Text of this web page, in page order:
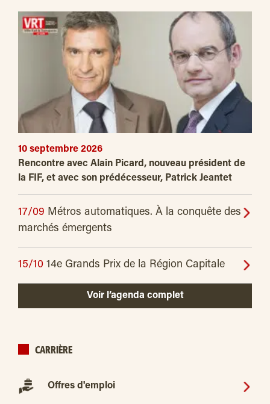
10 septembre 2026
Rencontre avec Alain Picard, nouveau président de
la FIF, et avec son prédécesseur, Patrick Jeantet
17/09 Métros automatiques. À la conquête des
marchés émergents
15/10 14e Grands Prix de la Région Capitale
Voir l’agenda complet
CARRIÈRE
Offres d'emploi